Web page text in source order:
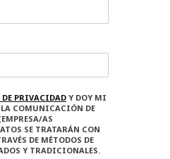
PRIVACIDAD Y DOY MI
COMUNICACIÓN DE
AS
SE TRATARÁN CON
DE MÉTODOS DE
Y TRADICIONALES.